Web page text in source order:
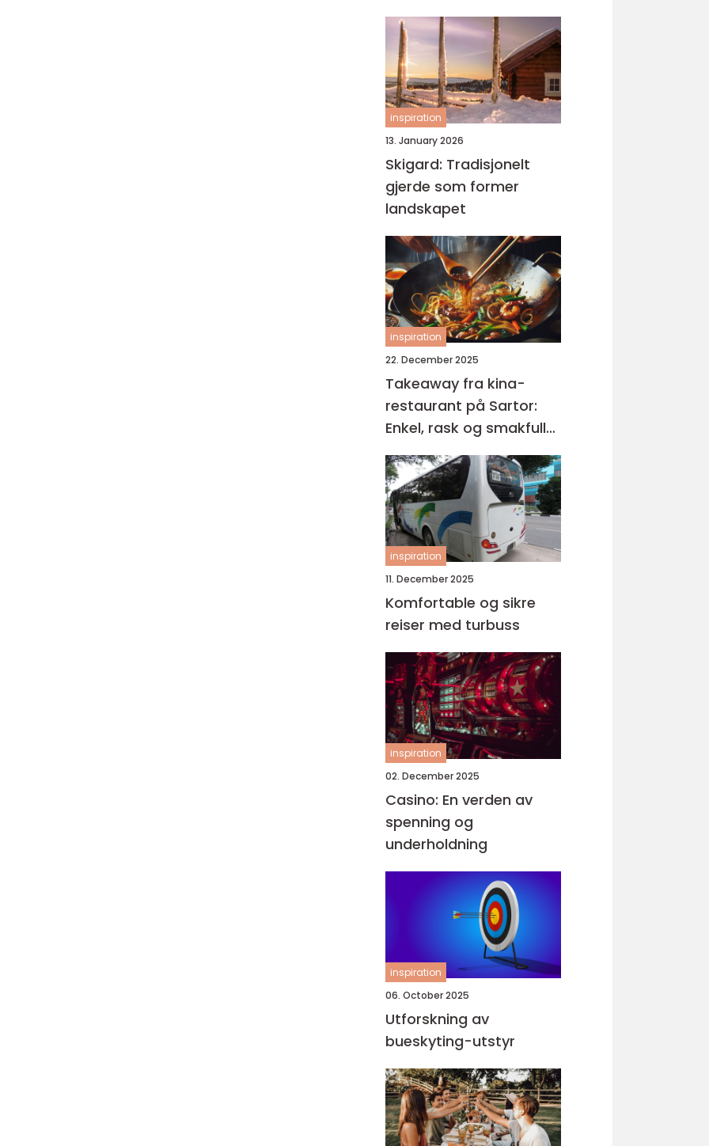
resultater
inspiration
13. January 2026
Skigard: Tradisjonelt
gjerde som former
landskapet
inspiration
22. December 2025
Takeaway fra kina-
restaurant på Sartor:
Enkel, rask og smakfull
mat på Sotra
inspiration
11. December 2025
Komfortable og sikre
reiser med turbuss
inspiration
02. December 2025
Casino: En verden av
spenning og
underholdning
inspiration
06. October 2025
Utforskning av
bueskyting-utstyr